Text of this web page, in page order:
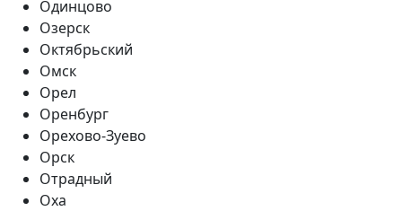
Одинцово
Озерск
Октябрьский
Омск
Орел
Оренбург
Орехово-Зуево
Орск
Отрадный
Оха